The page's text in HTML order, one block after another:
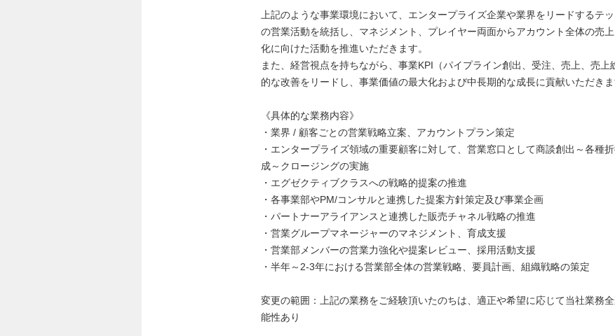
上記のような事業環境において、エンタープライズ企業や業界をリードするテ
の営業活動を統括し、マネジメント、プレイヤー両面からアカウント全体の売
化に向けた活動を推進いただきます。
また、経営視点を持ちながら、事業KPI（パイプライン創出、受注、売上、売上
的な改善をリードし、事業価値の最大化および中長期的な成長に貢献いただきま
《具体的な業務内容》
・業界 / 顧客ごとの営業戦略立案、アカウントプラン策定
・エンタープライズ領域の重要顧客に対して、営業窓口として商談創出～各種
成～クロージングの実施
・エグゼクティブクラスへの戦略的提案の推進
・各事業部やPM/コンサルと連携した提案方針策定及び事業企画
・パートナーアライアンスと連携した販売チャネル戦略の推進
・営業グループマネージャーのマネジメント、育成支援
・営業部メンバーの営業力強化や提案レビュー、採用活動支援
・半年～2-3年における営業部全体の営業戦略、要員計画、組織戦略の策定
変更の範囲：上記の業務をご経験頂いたのちは、適正や希望に応じて当社業務
能性あり